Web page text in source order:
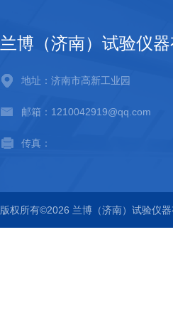
兰博（济南）试验仪器
地址：济南市高新工业园
邮箱：1210042919@qq.com
传真：
版权所有©2026 兰博（济南）试验仪